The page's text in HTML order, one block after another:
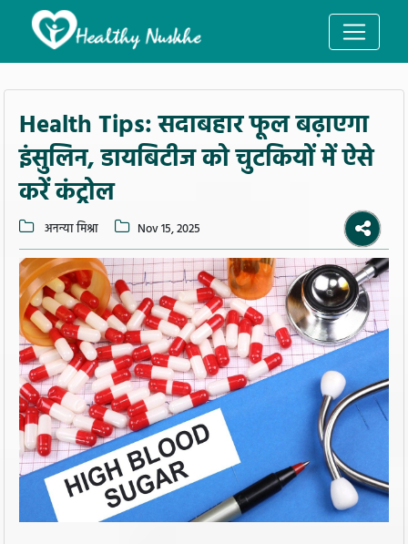
Health Tips: सदाबहार फूल बढ़ाएगा
इंसुलिन, डायबिटीज को चुटकियों में ऐसे
करें कंट्रोल
अनन्या मिश्रा Nov 15, 2025